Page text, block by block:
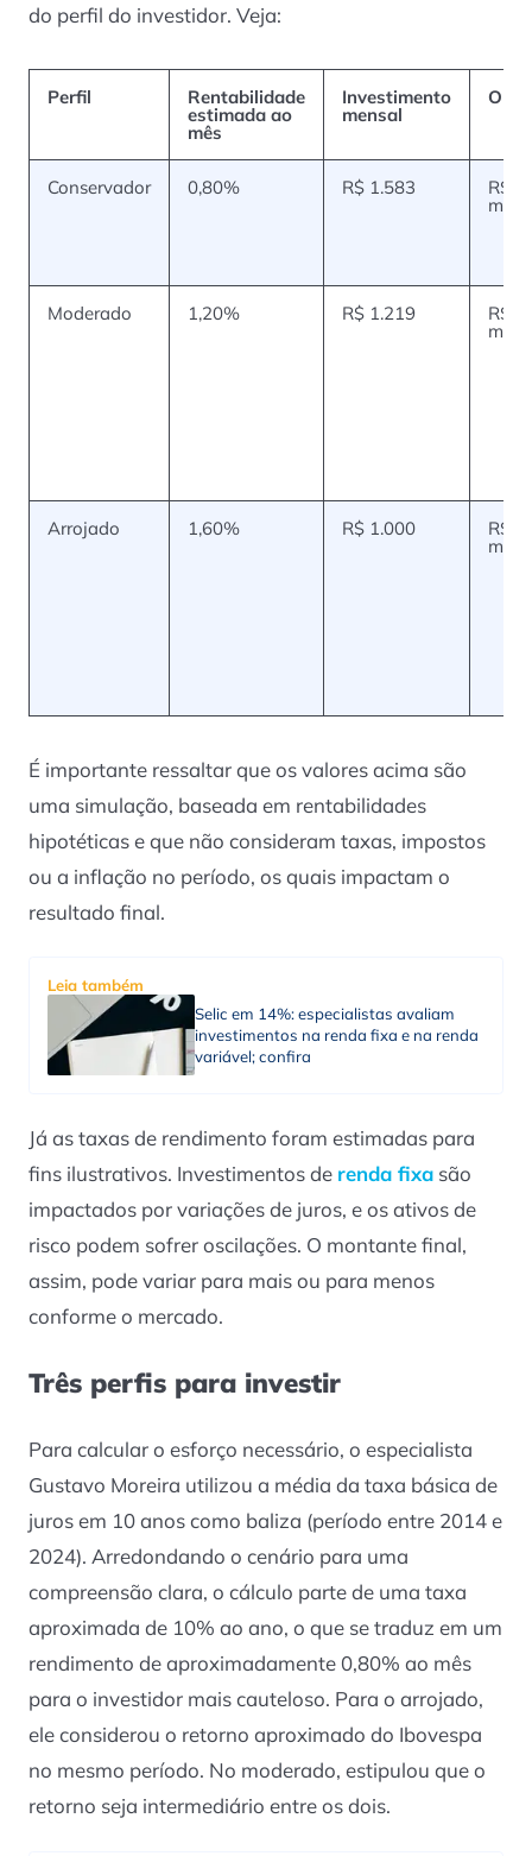
do perfil do investidor. Veja:
Perfil Rentabilidade
estimada ao
mês
Investimento
mensal
Conservador 0,80% R$ 1.583 R$
mil
Moderado 1,20% R$ 1.219 R$
mil
Arrojado 1,60% R$ 1.000 R$
mil
É importante ressaltar que os valores acima são
uma simulação, baseada em rentabilidades
hipotéticas e que não consideram taxas, impostos
ou a inflação no período, os quais impactam o
resultado final.
Leia também
Selic em 14%: especialistas avaliam
investimentos na renda fixa e na renda
variável; confira
Já as taxas de rendimento foram estimadas para
fins ilustrativos. Investimentos de renda fixa são
impactados por variações de juros, e os ativos de
risco podem sofrer oscilações. O montante final,
assim, pode variar para mais ou para menos
conforme o mercado.
Três perfis para investir
Para calcular o esforço necessário, o especialista
Gustavo Moreira utilizou a média da taxa básica de
juros em 10 anos como baliza (período entre 2014 e
2024). Arredondando o cenário para uma
compreensão clara, o cálculo parte de uma taxa
aproximada de 10% ao ano, o que se traduz em um
rendimento de aproximadamente 0,80% ao mês
para o investidor mais cauteloso. Para o arrojado,
ele considerou o retorno aproximado do Ibovespa
no mesmo período. No moderado, estipulou que o
retorno seja intermediário entre os dois.